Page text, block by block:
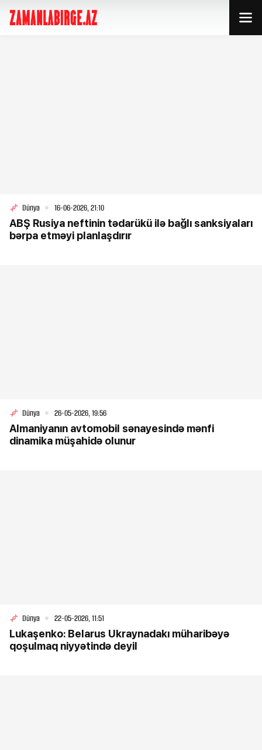
Dünya 16-06-2026, 21:10
ABŞ Rusiya neftinin tədarükü ilə bağlı sanksiyaları
bərpa etməyi planlaşdırır
Dünya 26-05-2026, 19:56
Almaniyanın avtomobil sənayesində mənfi
dinamika müşahidə olunur
Dünya 22-05-2026, 11:51
Lukaşenko: Belarus Ukraynadakı müharibəyə
qoşulmaq niyyətində deyil